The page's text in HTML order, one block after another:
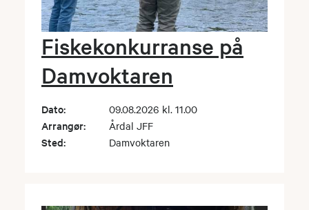
Fiskekonkurranse på
Damvoktaren
Dato: 09.08.2026 kl. 11.00
Arrangør: Årdal JFF
Sted: Damvoktaren